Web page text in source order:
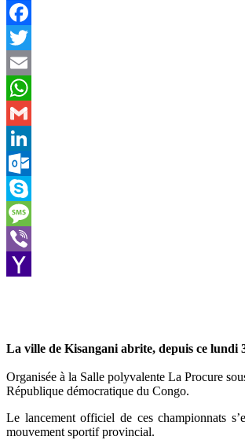
Facebook
Twitter
Email
WhatsApp
Gmail
LinkedIn
Outlook.com
Skype
Message
Viber
La ville de Kisangani abrite, depuis ce lundi
Organisée à la Salle polyvalente La Procure
République démocratique du Congo.
Le lancement officiel de ces championnats
mouvement sportif provincial.